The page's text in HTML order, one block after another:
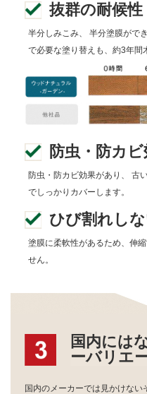
抜群の耐候性
半分しみこみ、 半分塗膜がで
で必要な塗り替えも、約3年間
防虫・防カ
防虫・防カビ効果があり、 古
でしっかりカバーします。
ひび割れし
塗膜に柔軟性があるため、伸
せん。
国内には
ーバリエ
国内のメーカーでは見かけな